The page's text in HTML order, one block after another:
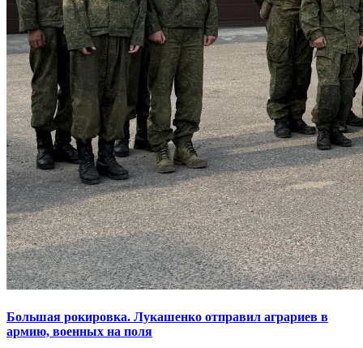
Большая рокировка. Лукашенко отправил аграриев в
армию, военных на поля